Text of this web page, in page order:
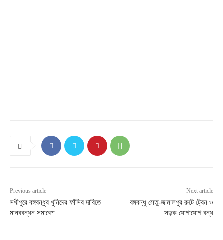
Previous article
সখীপুরে বঙ্গবন্ধুর খুনিদের ফাঁসির দাবিতে
মানববন্ধন সমাবেশ
Next article
বঙ্গবন্ধু সেতু-জামালপুর রুটে ট্রেন ও
সড়ক যোগাযোগ বন্ধ